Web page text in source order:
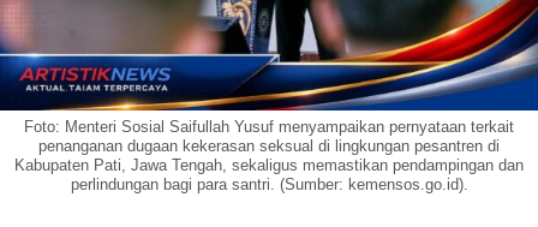
Foto: Menteri Sosial Saifullah Yusuf menyampaikan pernyataan terkait
penanganan dugaan kekerasan seksual di lingkungan pesantren di
Kabupaten Pati, Jawa Tengah, sekaligus memastikan pendampingan dan
perlindungan bagi para santri. (Sumber: kemensos.go.id).